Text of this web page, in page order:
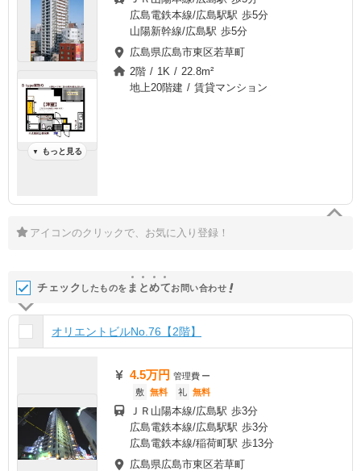
▼ もっと見る
広島電鉄本線/広島駅駅 歩5分
山陽新幹線/広島駅 歩5分
広島県広島市東区若草町
2階 / 1K / 22.8m²
地上20階建 / 賃貸マンション
アイコンのクリックで、お気に入り登録！
チェック したものを ま とめてお問い合わせ
オリエントビルNo.76【2階】
4.5万円 管理費 ー
敷 無料 礼 無料
ＪＲ山陽本線/広島駅 歩3分
広島電鉄本線/広島駅駅 歩3分
広島電鉄本線/稲荷町駅 歩13分
広島県広島市東区若草町